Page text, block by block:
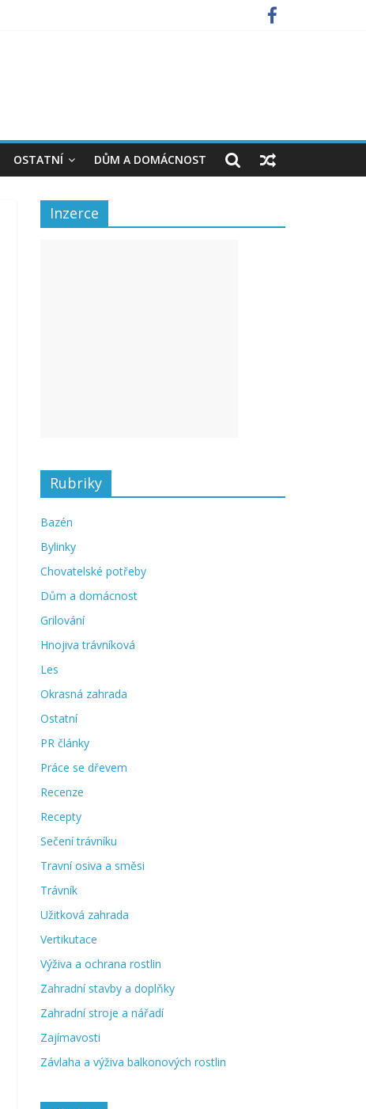
OSTATNÍ DŮM A DOMÁCNOST
Inzerce
Rubriky
Bazén
Bylinky
Chovatelské potřeby
Dům a domácnost
Grilování
Hnojiva trávníková
Les
Okrasná zahrada
Ostatní
PR články
Práce se dřevem
Recenze
Recepty
Sečení trávníku
Travní osiva a směsi
Trávník
Užitková zahrada
Vertikutace
Výživa a ochrana rostlin
Zahradní stavby a doplňky
Zahradní stroje a nářadí
Zajímavosti
Závlaha a výživa balkonových rostlin